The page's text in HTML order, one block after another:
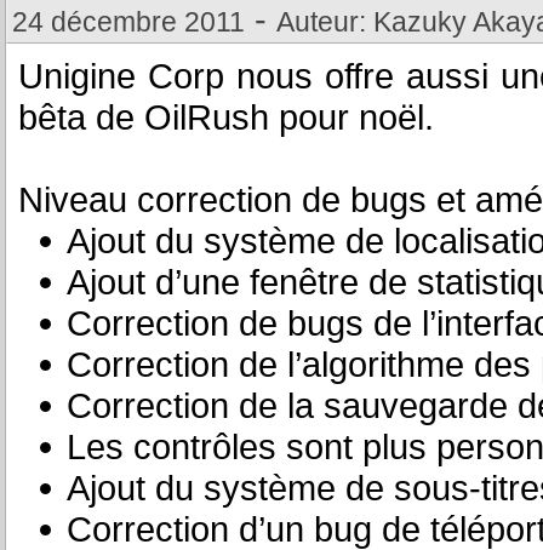
24 décembre 2011 - Auteur: Kazuky
Unigine Corp nous offre aussi
bêta de OilRush pour noël.
Niveau correction de bugs et
Ajout du système de
Ajout d’une fenêtre de
Correction de bugs de
Correction de l’algorithme
Correction de la sauvegarde
Les contrôles sont plus
Ajout du système de sous-
Correction d’un bug de